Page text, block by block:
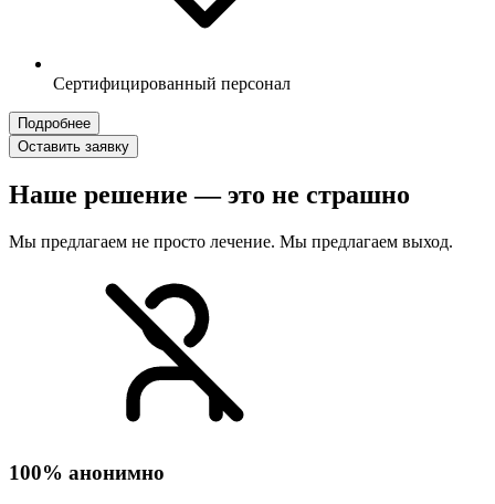
Сертифицированный персонал
Подробнее
Оставить заявку
Наше решение — это не страшно
Мы предлагаем не просто лечение. Мы предлагаем выход.
100% анонимно